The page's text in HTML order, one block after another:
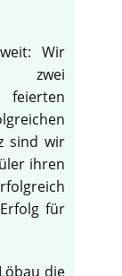
Wir
zwei
sind wir
ihren
für
die